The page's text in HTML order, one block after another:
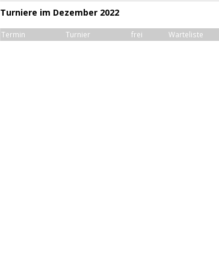
Turniere im Dezember 2022
Termin Turnier frei Warteliste